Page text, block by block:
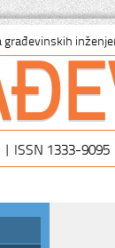
građevinskih
| ISSN 1333-9095